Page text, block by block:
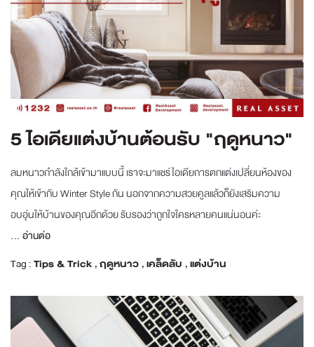
5 ไอเดียแต่งบ้านต้อนรับ "ฤดูหนาว"
ลมหนาวกำลังใกล้เข้ามาแบบนี้ เราจะมาแชร์ไอเดียการตกแต่งเปลี่ยนห้องของ
คุณให้เข้ากับ Winter Style กัน นอกจากความสวยคูลแล้วก็ยังเสริมความ
อบอุ่นให้บ้านของคุณอีกด้วย รับรองว่าถูกใจใครหลายคนแน่นอนค่ะ
... อ่านต่อ
Tag :Tips & Trick ,ฤดูหนาว ,เคล็ดลับ ,แต่งบ้าน